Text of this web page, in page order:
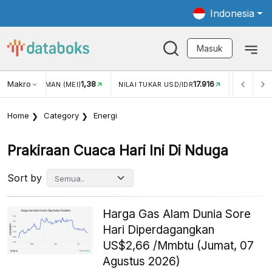
Indonesia
Masuk
MakroWISMAN (MEI)1,38 NILAI TUKAR USD/IDR17.916 INFLASI
Home Category Energi
Prakiraan Cuaca Hari Ini Di Nduga
Sort by
Harga Gas Alam Dunia Sore
Hari Diperdagangkan
US$2,66 /Mmbtu (Jumat, 07
Agustus 2026)